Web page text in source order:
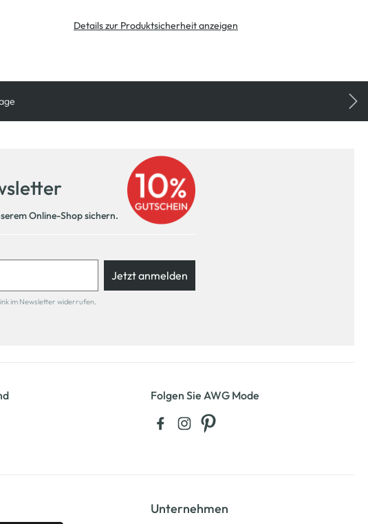
Details zur Produktsicherheit anzeigen
Online-Shop sichern.
Jetzt anmelden
im Newsletter widerrufen.
Folgen Sie AWG Mode
Unternehmen